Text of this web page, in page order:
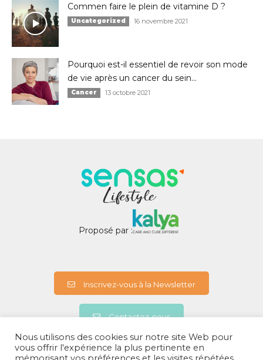
Commen faire le plein de vitamine D ?
Uncategorized 16 novembre 2021
Pourquoi est-il essentiel de revoir son mode
de vie après un cancer du sein...
Cancer 13 octobre 2021
Proposé par :
Inscrivez-vous à la Newsletter
Contactez-nous
Nous utilisons des cookies sur notre site Web pour
vous offrir l'expérience la plus pertinente en